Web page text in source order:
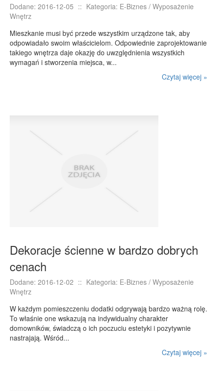
Dodane: 2016-12-05 :: Kategoria: E-Biznes / Wyposażenie
Wnętrz
Mieszkanie musi być przede wszystkim urządzone tak, aby
odpowiadało swoim właścicielom. Odpowiednie zaprojektowanie
takiego wnętrza daje okazję do uwzględnienia wszystkich
wymagań i stworzenia miejsca, w...
Czytaj więcej »
Dekoracje ścienne w bardzo dobrych
cenach
Dodane: 2016-12-02 :: Kategoria: E-Biznes / Wyposażenie
Wnętrz
W każdym pomieszczeniu dodatki odgrywają bardzo ważną rolę.
To właśnie one wskazują na indywidualny charakter
domowników, świadczą o ich poczuciu estetyki i pozytywnie
nastrajają. Wśród...
Czytaj więcej »